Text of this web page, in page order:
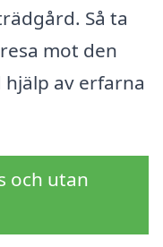
Så ta
mot den
av erfarna
och utan